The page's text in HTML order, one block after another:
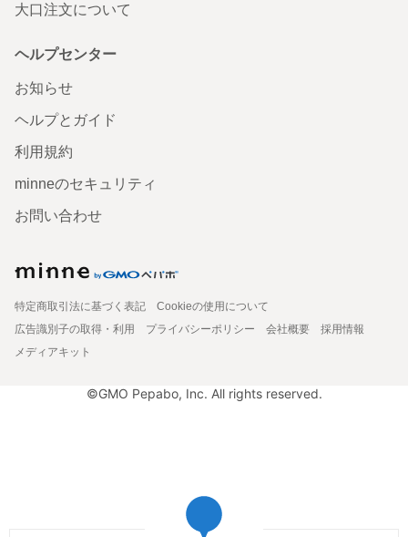
大口注文について
ヘルプセンター
お知らせ
ヘルプとガイド
利用規約
minneのセキュリティ
お問い合わせ
特定商取引法に基づく表記
Cookieの使用について
広告識別子の取得・利用
プライバシーポリシー 会社概要
採用情報
メディアキット
©GMO Pepabo, Inc. All rights reserved.